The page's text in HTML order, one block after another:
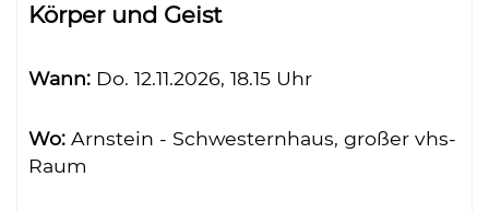
Körper und Geist
Wann: Do. 12.11.2026, 18.15 Uhr
Wo: Arnstein - Schwesternhaus, großer vhs-
Raum